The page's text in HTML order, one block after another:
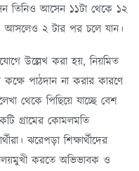
তিনিও আসেন ১১টা থেকে ১২
আসলেও ২ টার পর চলে যান।
উল্লেখ করা হয়, নিয়মিত
কক্ষে পাঠদান না করার কারণে
থেকে পিছিয়ে যাচ্ছে বেশ
গ্রামের কোমলমতি
ঝরেপড়া শিক্ষার্থীদের
করতে অভিভাবক ও